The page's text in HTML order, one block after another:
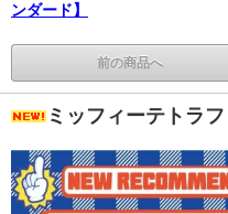
ンダード】
前の商品へ
ミッフィーテトラ